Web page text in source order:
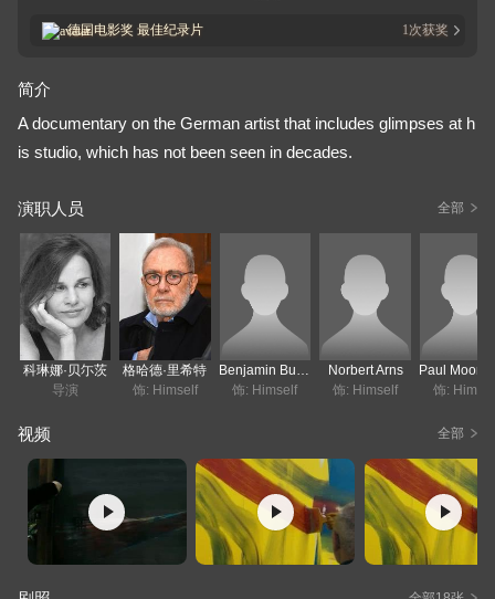
德国电影奖 最佳纪录片 1次获奖
简介
A documentary on the German artist that includes glimpses at h
is studio, which has not been seen in decades.
演职人员 全部
科琳娜·贝尓茨
导演
格哈德·里希特
饰: Himself
Benjamin Buchloh
饰: Himself
Norbert Arns
饰: Himself
饰:
视频 全部